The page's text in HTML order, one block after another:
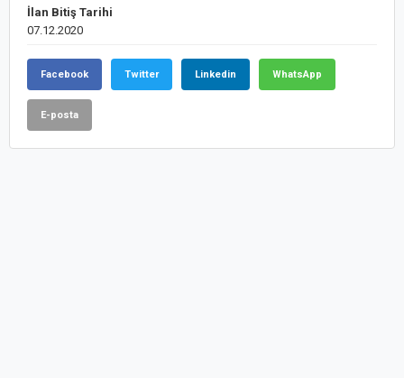
İlan Bitiş Tarihi
07.12.2020
Facebook Twitter Linkedin WhatsApp
E-posta